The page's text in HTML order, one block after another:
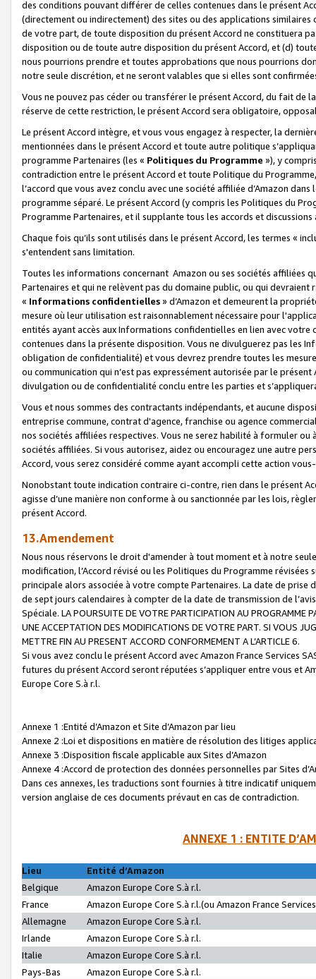
des conditions pouvant différer de celles contenues dans le présent
(directement ou indirectement) des sites ou des applications
de votre part, de toute disposition du présent Accord ne constituera
disposition ou de toute autre disposition du présent Accord, et (d)
nous pourrions prendre et toutes approbations que nous pourrions
notre seule discrétion, et ne seront valables que si elles sont
Vous ne pouvez pas céder ou transférer le présent Accord, du fait de
réserve de cette restriction, le présent Accord sera obligatoire,
Le présent Accord intègre, et vous vous engagez à respecter, la
mentionnées dans le présent Accord et toute autre politique
programme Partenaires (les « Politiques du Programme »), y
contradiction entre le présent Accord et toute Politique du
l’accord que vous avez conclu avec une société affiliée d’Amazon
programme séparé. Le présent Accord (y compris les Politiques du
Programme Partenaires, et il supplante tous les accords et discussions
Chaque fois qu’ils sont utilisés dans le présent Accord, les termes «
s'entendent sans limitation.
Toutes les informations concernant Amazon ou ses sociétés affiliées
Partenaires et qui ne relèvent pas du domaine public, ou qui
« Informations confidentielles» d’Amazon et demeurent la
mesure où leur utilisation est raisonnablement nécessaire pour
entités ayant accès aux Informations confidentielles en lien avec
contenues dans la présente disposition. Vous ne divulguerez pas les
obligation de confidentialité) et vous devrez prendre toutes les
ou communication qui n’est pas expressément autorisée par le
divulgation ou de confidentialité conclu entre les parties et
Vous et nous sommes des contractants indépendants, et aucune
entreprise commune, contrat d'agence, franchise ou agence
nos sociétés affiliées respectives. Vous ne serez habilité à formuler
sociétés affiliées. Si vous autorisez, aidez ou encouragez une autre
Accord, vous serez considéré comme ayant accompli cette action
Nonobstant toute indication contraire ci-contre, rien dans le présent
agisse d’une manière non conforme à ou sanctionnée par les lois,
présent Accord.
13.Amendement
Nous nous réservons le droit d'amender à tout moment et à notre
modification, l’Accord révisé ou les Politiques du Programme
principale alors associée à votre compte Partenaires. La date de
de sept jours calendaires à compter de la date de transmission de
Spéciale. LA POURSUITE DE VOTRE PARTICIPATION AU PROGRAMME
UNE ACCEPTATION DES MODIFICATIONS DE VOTRE PART. SI VOUS
METTRE FIN AU PRESENT ACCORD CONFORMEMENT A L’ARTICLE 6.
Si vous avez conclu le présent Accord avec Amazon France Services
futures du présent Accord seront réputées s’appliquer entre vous et
Europe Core S.à r.l.
Annexe 1 :Entité d’Amazon et Site d’Amazon par lieu
Annexe 2 :Loi et dispositions en matière de résolution des litiges
Annexe 3 :Disposition fiscale applicable aux Sites d’Amazon
Annexe 4 :Accord de protection des données personnelles par Sites
Dans ces annexes, les traductions sont fournies à titre indicatif
version anglaise de ces documents prévaut en cas de contradiction.
ANNEXE 1 : ENTITE
Lieu
Entité d’Amazon
Belgique
Amazon Europe Core S.à r.l.
France
Amazon Europe Core S.à r.l.(ou Amazon France
Allemagne
Amazon Europe Core S.à r.l.
Irlande
Amazon Europe Core S.à r.l.
Italie
Amazon Europe Core S.à r.l.
Pays-Bas
Amazon Europe Core S.à r.l.